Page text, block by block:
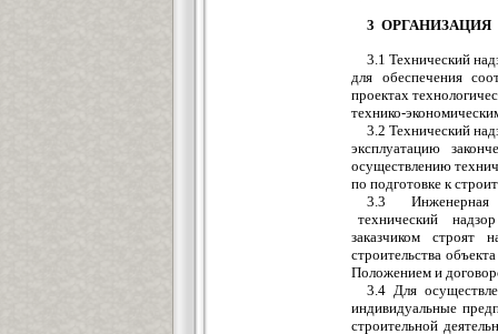
3 ОРГАНИЗАЦИЯ
3.1 Технический
для обеспечения
проектах
технико-
3.2 Технический
эксплуатацию
осуществлению
по подготовке к
3.3 Инженерная
технический
заказчиком строят
строительства
Положением и
3.4 Для
индивидуальные
строительной